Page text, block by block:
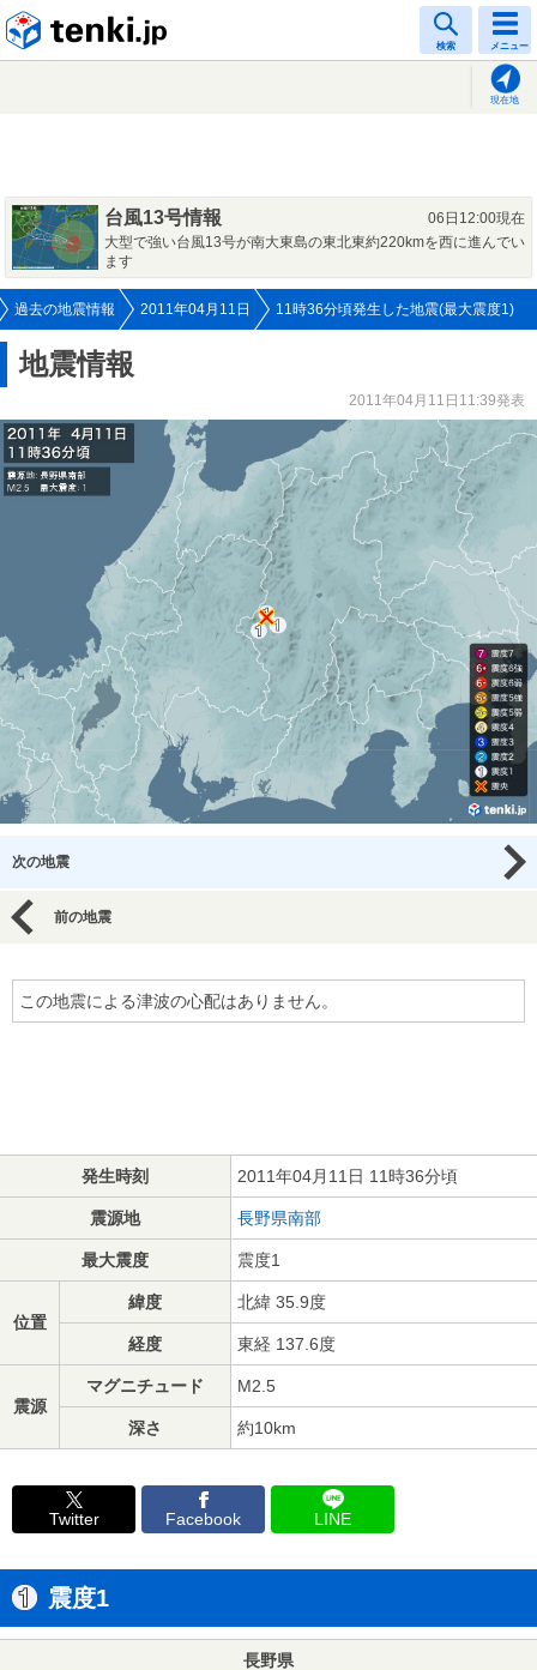
検索 メニュー
現在地
台風13号情報
06日12:00現在
大型で強い台風13号が南大東島の東北東約220kmを西に進んでい
ます
過去の地震情報 2011年04月11日 11時36分頃発生した地震(最大震度1)
地震情報
2011年04月11日11:39発表
次の地震
前の地震
この地震による津波の心配はありません。
発生時刻 2011年04月11日 11時36分頃
震源地 長野県南部
最大震度 震度1
位置
緯度 北緯 35.9度
経度 東経 137.6度
震源
マグニチュード M2.5
深さ 約10km
Twitter Facebook LINE
震度1
長野県